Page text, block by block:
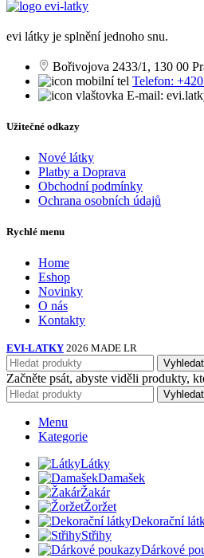
evi látky je splnění jednoho snu.
Bořivojova 2433/1, 130 00
Telefon:
E-mail:
Užitečné odkazy
Nové látky
Platby a Doprava
Obchodní podmínky
Ochrana osobních údajů
Rychlé menu
Home
Eshop
Novinky
O nás
Kontakty
EVI-LATKY 2026 MADE LR
Vyhledat
Začněte psát, abyste viděli produkty,
Vyhledat
Menu
Kategorie
Látky
Damašek
Žakár
Žoržet
Dekorační
Střihy
Dárkové